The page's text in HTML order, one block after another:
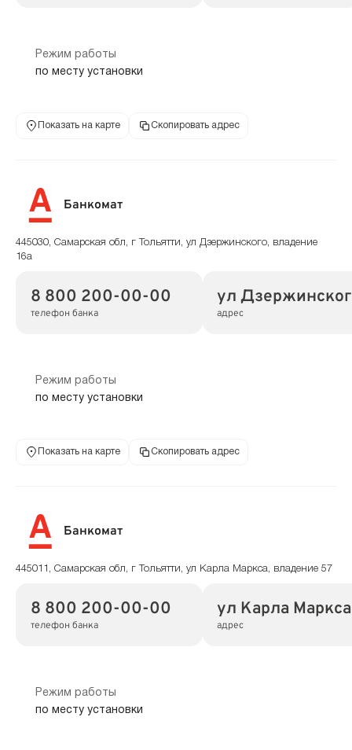
Режим работы
по месту установки
Показать на карте Скопировать адрес
Банкомат
445030, Самарская обл, г Тольятти, ул Дзержинского, владение
16а
8 800 200-00-00
телефон банка
ул
адрес
Режим работы
по месту установки
Показать на карте Скопировать адрес
Банкомат
445011, Самарская обл, г Тольятти, ул Карла Маркса, владение 57
8 800 200-00-00
телефон банка
ул Карла
адрес
Режим работы
по месту установки